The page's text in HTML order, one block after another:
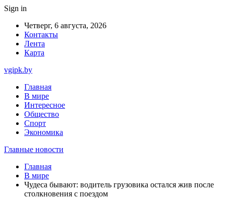
Sign in
Четверг, 6 августа, 2026
Контакты
Лента
Карта
vgipk.by
Главная
В мире
Интересное
Общество
Спорт
Экономика
Главные новости
Главная
В мире
Чудеса бывают: водитель грузовика остался жив после
столкновения с поездом